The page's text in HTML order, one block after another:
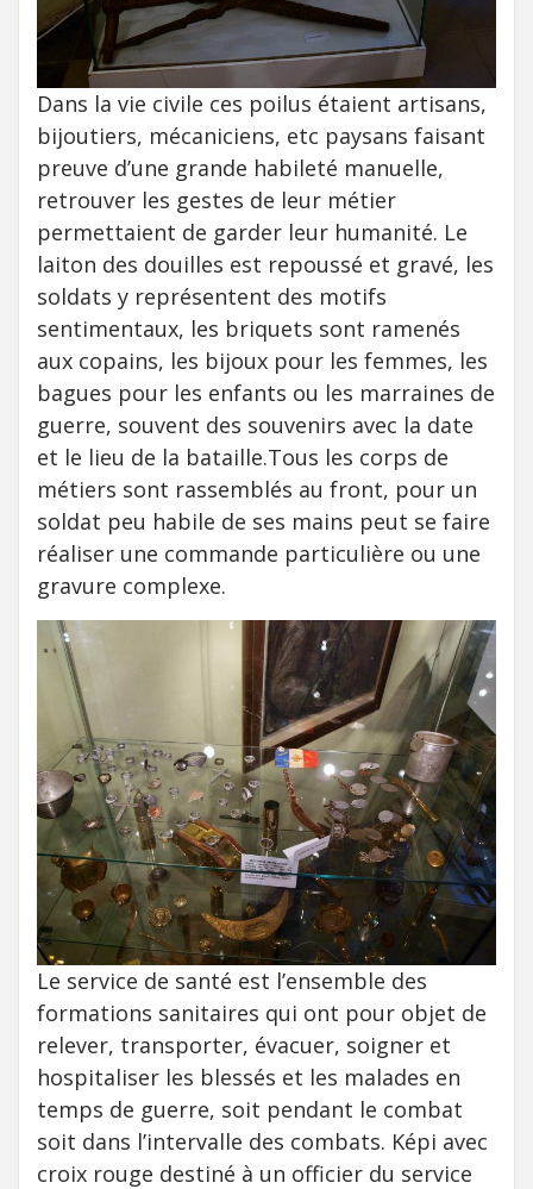
Dans la vie civile ces poilus étaient artisans,
bijoutiers, mécaniciens, etc paysans faisant
preuve d’une grande habileté manuelle,
retrouver les gestes de leur métier
permettaient de garder leur humanité. Le
laiton des douilles est repoussé et gravé, les
soldats y représentent des motifs
sentimentaux, les briquets sont ramenés
aux copains, les bijoux pour les femmes, les
bagues pour les enfants ou les marraines de
guerre, souvent des souvenirs avec la date
et le lieu de la bataille.Tous les corps de
métiers sont rassemblés au front, pour un
soldat peu habile de ses mains peut se faire
réaliser une commande particulière ou une
gravure complexe.
Le service de santé est l’ensemble des
formations sanitaires qui ont pour objet de
relever, transporter, évacuer, soigner et
hospitaliser les blessés et les malades en
temps de guerre, soit pendant le combat
soit dans l’intervalle des combats. Képi avec
croix rouge destiné à un officier du service